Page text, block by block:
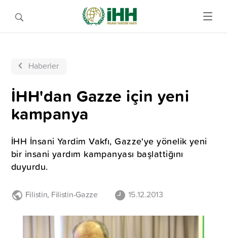
Haberler
İHH'dan Gazze için yeni
kampanya
İHH İnsani Yardim Vakfı, Gazze'ye yönelik yeni
bir insani yardım kampanyası başlattiğını
duyurdu.
Filistin, Filistin-Gazze 15.12.2013